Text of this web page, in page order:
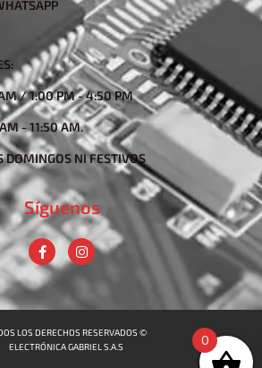
/ 1:00 PM - 4:50 PM
- 11:50 AM.
DOMINGOS NI FESTIVOS
Síguenos
LOS DERECHOS RESERVADOS ©
ELECTRÓNICA GABRIEL S.A.S
0